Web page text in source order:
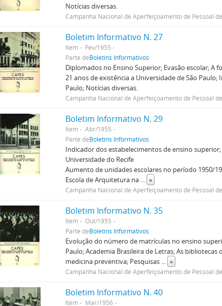
Notícias diversas.
Campanha Nacional de Aperfeiçoamento de Pessoal
Boletim Informativo N. 27
Item
Fev/1955
Parte deBoletins Informativos
Diplomados no Ensino Superior; Evasão escolar; A
21 anos de existência a Universidade de São
Paulo; Notícias diversas.
Campanha Nacional de Aperfeiçoamento de Pessoal
Boletim Informativo N. 29
Item
Abr/1955
Parte deBoletins Informativos
Indicador dos estabelecimentos de ensino
Universidade do Recife
Aumento de unidades escolares no período 1950/
Escola de Arquitetura na ... »
Campanha Nacional de Aperfeiçoamento de Pessoal
Boletim Informativo N. 35
Item
Out/1955
Parte deBoletins Informativos
Evolução do número de matrículas no ensino
Paulo; Academia Brasileira de Letras; As
medicina preventiva; Pesquisas ... »
Campanha Nacional de Aperfeiçoamento de Pessoal
Boletim Informativo N. 40
Item Mar/1956